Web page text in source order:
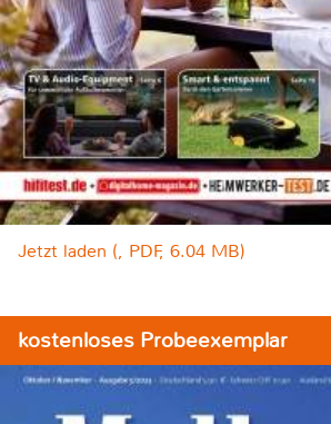
Jetzt laden (, PDF, 6.04 MB)
kostenloses Probeexemplar